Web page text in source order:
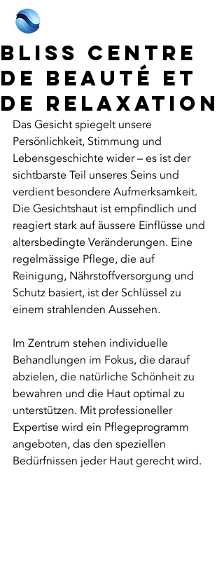
BLISS Centre
de Beauté et
de Relaxation
Das Gesicht spiegelt unsere
Persönlichkeit, Stimmung und
Lebensgeschichte wider – es ist der
sichtbarste Teil unseres Seins und
verdient besondere Aufmerksamkeit.
Die Gesichtshaut ist empfindlich und
reagiert stark auf äussere Einflüsse und
altersbedingte Veränderungen. Eine
regelmässige Pflege, die auf
Reinigung, Nährstoffversorgung und
Schutz basiert, ist der Schlüssel zu
einem strahlenden Aussehen.
Im Zentrum stehen individuelle
Behandlungen im Fokus, die darauf
abzielen, die natürliche Schönheit zu
bewahren und die Haut optimal zu
unterstützen. Mit professioneller
Expertise wird ein Pflegeprogramm
angeboten, das den speziellen
Bedürfnissen jeder Haut gerecht wird.